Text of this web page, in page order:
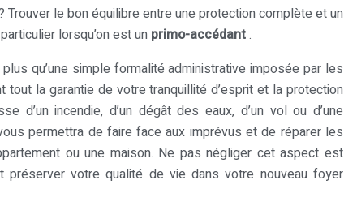
le bon équilibre entre une protection complète et un
lorsqu’on est un primo-accédant.
qu’une simple formalité administrative imposée par les
tout la garantie de votre tranquillité d’esprit et la protection
d’un incendie, d’un dégât des eaux, d’un vol ou d’une
permettra de faire face aux imprévus et de réparer les
ou une maison. Ne pas négliger cet aspect est
votre qualité de vie dans votre nouveau foyer